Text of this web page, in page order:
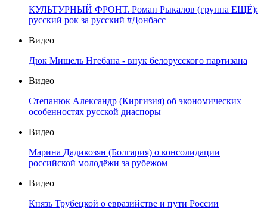
КУЛЬТУРНЫЙ ФРОНТ. Роман Рыкалов (группа ЕЩЁ):
русский рок за русский #Донбасс
Видео
Дюк Мишель Нгебана - внук белорусского партизана
Видео
Степанюк Александр (Киргизия) об экономических
особенностях русской диаспоры
Видео
Марина Дадикозян (Болгария) о консолидации
российской молодёжи за рубежом
Видео
Князь Трубецкой о евразийстве и пути России